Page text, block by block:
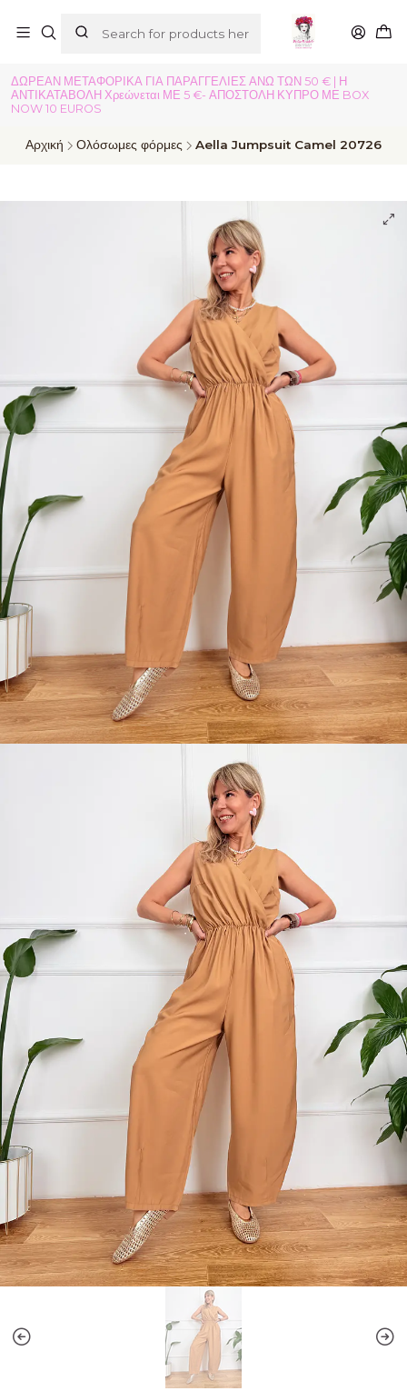
ΔΩΡΕΑΝ ΜΕΤΑΦΟΡΙΚΑ ΓΙΑ ΠΑΡΑΓΓΕΛΙΕΣ ΑΝΩ ΤΩΝ 50 € | Η
ΑΝΤΙΚΑΤΑΒΟΛΗ Χρεώνεται ΜΕ 5 €- ΑΠΟΣΤΟΛΗ ΚΥΠΡΟ ΜΕ BOX
NOW 10 EUROS
Αρχική Ολόσωμες φόρμες Aella Jumpsuit Camel 20726